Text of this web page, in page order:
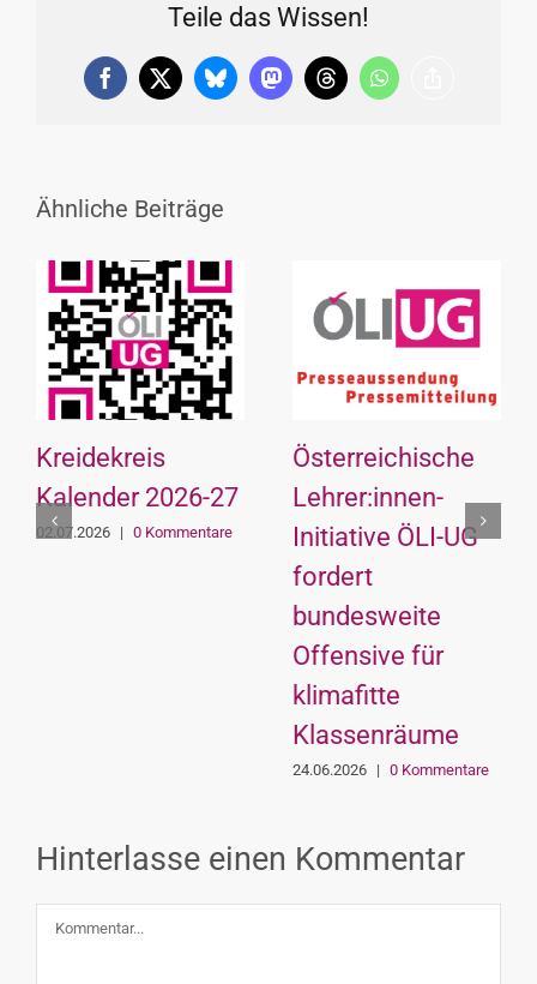
Teile das Wissen!
Facebook
X BlueskyMastodonThreadsWhatsApp
Ähnliche Beiträge
Kreidekreis
Kalender 2026-27
02.07.2026 | 0 Kommentare
Österreichische
Lehrer:innen-
Initiative ÖLI-UG
fordert
bundesweite
Offensive für
klimafitte
Klassenräume
24.06.2026 | 0 Kommentare
Hinterlasse einen Kommentar
Kommentar